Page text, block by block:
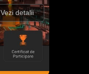
Vezi detalii